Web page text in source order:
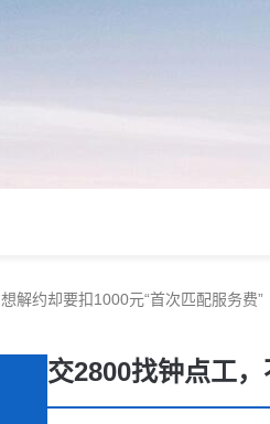
解约却要扣1000元“首次匹配服务费”
交2800找钟点工